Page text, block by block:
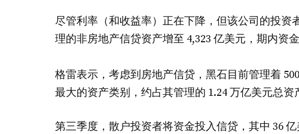
尽管利率（和收益率）正在下降，但该公司的投
理的非房地产信贷资产增至 4,323 亿美元，期内资金
格雷表示，考虑到房地产信贷，黑石目前管理着
最大的资产类别，约占其管理的 1.24 万亿美元总资
第三季度，散户投资者将资金投入信贷，其中 36